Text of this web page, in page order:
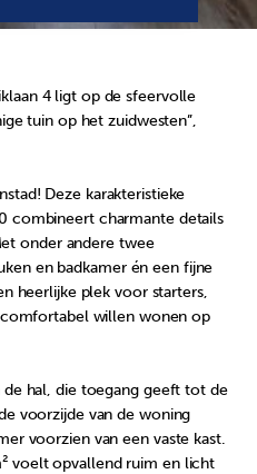
4 ligt op de sfeervolle
tuin op het zuidwesten”,
Deze karakteristieke
combineert charmante details
onder andere twee
en badkamer én een fijne
heerlijke plek voor starters,
willen wonen op
hal, die toegang geeft tot de
voorzijde van de woning
voorzien van een vaste kast.
voelt opvallend ruim en licht